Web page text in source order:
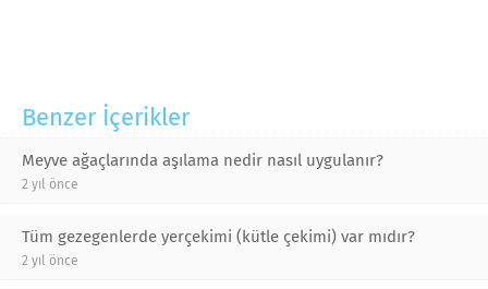
Benzer İçerikler
Meyve ağaçlarında aşılama nedir nasıl uygulanır?
2 yıl önce
Tüm gezegenlerde yerçekimi (kütle çekimi) var mıdır?
2 yıl önce